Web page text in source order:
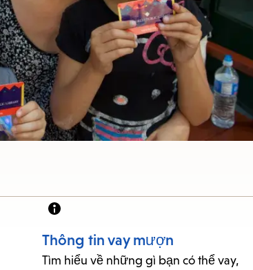
Thông tin vay mượn
Tìm hiểu về những gì bạn có thể vay,